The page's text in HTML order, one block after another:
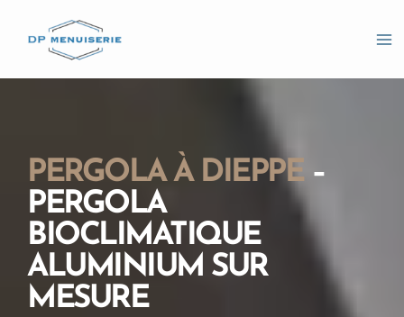
contenu
PERGOLA À DIEPPE–
PERGOLA
BIOCLIMATIQUE
ALUMINIUM SUR
MESURE